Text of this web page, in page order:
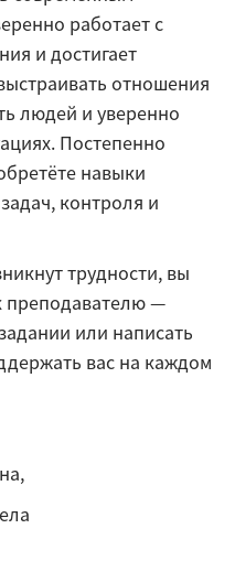
работает с
и достигает
отношения
людей и уверенно
Постепенно
навыки
контроля и
трудности, вы
преподавателю —
или написать
вас на каждом